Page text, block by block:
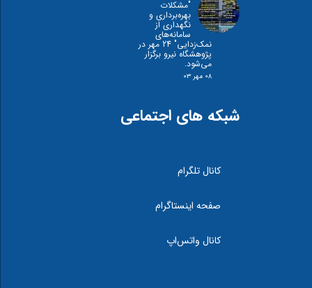
"مشكلات
بهره‌برداری و
نگهداری از
سامانه‌های
نمک‌زدايی" 24 مهر در
پژوهشگاه نیرو برگزار
می‌شود.
۰۸ مهر ۰۳
شبکه های اجتماعی
کانال تلگرام
صفحه اینستاگرام
کانال واتس‌اپ